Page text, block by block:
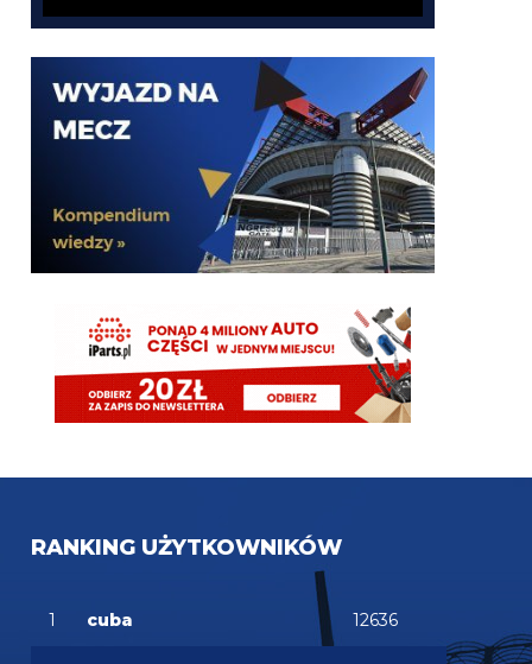
Kielben 06.08.2026 11:29
I pójdzie do Atletico
Kielben 06.08.2026 11:29
Pavard nie odejdzie, także temat Romero jest
zamknięty według mnie.
Nerazzurro90
06.08.2026 11:22
ta, cale okienko szukaja kupca a i tak kazdy z nas
inter30 06.08.2026 11:21
Darmowe*
inter30 06.08.2026 11:21
trudne? Jak nie wiedzą ile za pavarda dostaną to im
to po co w ogóle zawracać sobie głowę romero
Modlcie sie o Diabiego bo to maks co azalio moze
zalatwic
RANKING UŻYTKOWNIKÓW
1 cuba 12636